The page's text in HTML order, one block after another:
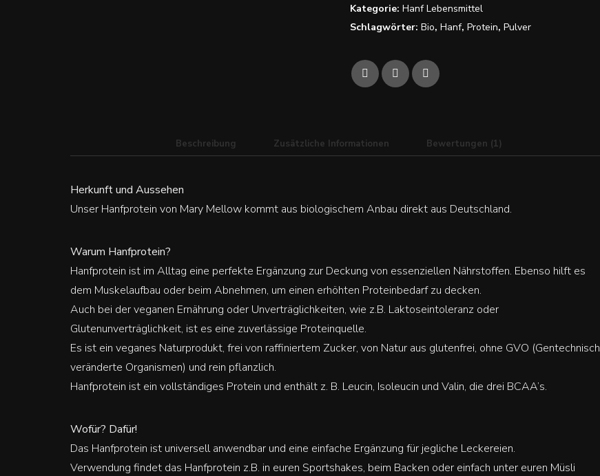
Kategorie: Hanf Lebensmittel
Schlagwörter: Bio, Hanf, Protein, Pulver
Beschreibung Zusätzliche Informationen Bewertungen (1)
Herkunft und Aussehen
Unser Hanfprotein von Mary Mellow kommt aus biologischem Anbau direkt aus Deutschland.
Warum Hanfprotein?
Hanfprotein ist im Alltag eine perfekte Ergänzung zur Deckung von essenziellen Nährstoffen. Ebenso hilft es
dem Muskelaufbau oder beim Abnehmen, um einen erhöhten Proteinbedarf zu decken.
Auch bei der veganen Ernährung oder Unverträglichkeiten, wie z.B. Laktoseintoleranz oder
Glutenunverträglichkeit, ist es eine zuverlässige Proteinquelle.
Es ist ein veganes Naturprodukt, frei von raffiniertem Zucker, von Natur aus glutenfrei, ohne GVO (Gentechnisch
veränderte Organismen) und rein pflanzlich.
Hanfprotein ist ein vollständiges Protein und enthält z. B. Leucin, Isoleucin und Valin, die drei BCAA’s.
Wofür? Dafür!
Das Hanfprotein ist universell anwendbar und eine einfache Ergänzung für jegliche Leckereien.
Verwendung findet das Hanfprotein z.B. in euren Sportshakes, beim Backen oder einfach unter euren Müsli